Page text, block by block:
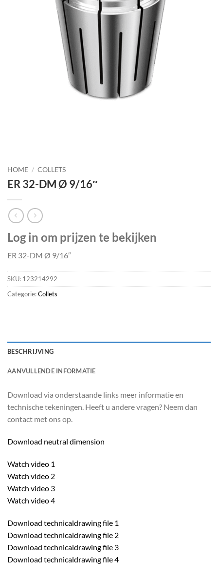
HOME / COLLETS
ER 32-DM Ø 9/16″
Log in om prijzen te bekijken
ER 32-DM Ø 9/16″
SKU: 123214292
Categorie:Collets
BESCHRIJVING
AANVULLENDE INFORMATIE
Download via onderstaande links meer informatie en
technische tekeningen. Heeft u andere vragen? Neem dan
contact met ons op.
Download neutral dimension
Watch video 1
Watch video 2
Watch video 3
Watch video 4
Download technicaldrawing file 1
Download technicaldrawing file 2
Download technicaldrawing file 3
Download technicaldrawing file 4